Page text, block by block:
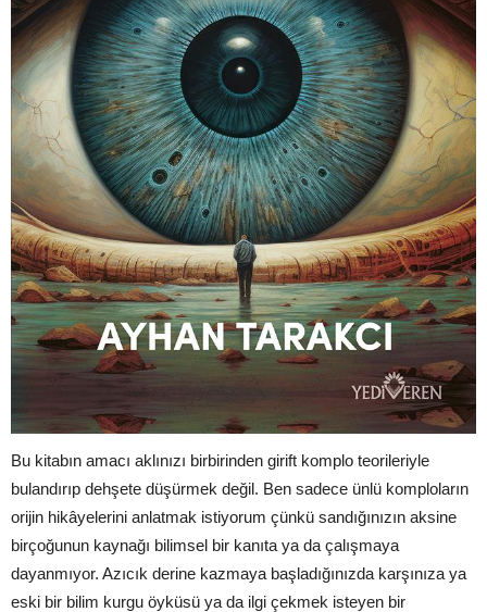
Bu kitabın amacı aklınızı birbirinden girift komplo teorileriyle
bulandırıp dehşete düşürmek değil. Ben sadece ünlü komploların
orijin hikâyelerini anlatmak istiyorum çünkü sandığınızın aksine
birçoğunun kaynağı bilimsel bir kanıta ya da çalışmaya
dayanmıyor. Azıcık derine kazmaya başladığınızda karşınıza ya
eski bir bilim kurgu öyküsü ya da ilgi çekmek isteyen bir